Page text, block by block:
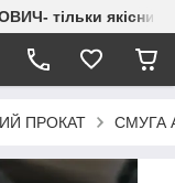
якісний
ПРОКАТ СМУГА